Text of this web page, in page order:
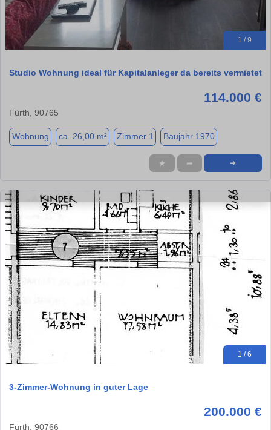
1 / 9
Studio Wohnung ideal für Kapitalanleger da bereits vermietet
114.000 €
Fürth, 90765
Wohnung ca. 26,00 m² Zimmer 1 Baujahr 1970
★ ➦ ➜
1 / 6
3-Zimmer-Wohnung in guter Lage
200.000 €
Fürth, 90766